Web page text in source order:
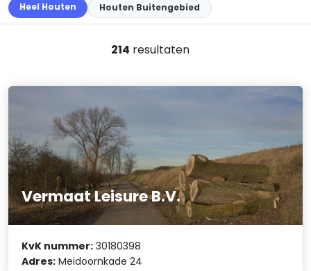
Heel Houten Houten Buitengebied
214 resultaten
Vermaat Leisure B.V.
KvK nummer: 30180398
Adres: Meidoornkade 24